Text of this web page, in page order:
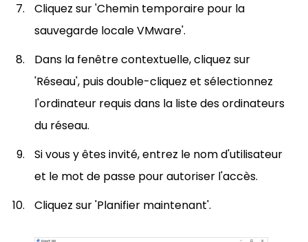
Cliquez sur 'Chemin temporaire pour la
sauvegarde locale VMware'.
Dans la fenêtre contextuelle, cliquez sur
'Réseau', puis double-cliquez et sélectionnez
l'ordinateur requis dans la liste des ordinateurs
du réseau.
Si vous y êtes invité, entrez le nom d'utilisateur
et le mot de passe pour autoriser l'accès.
Cliquez sur 'Planifier maintenant'.